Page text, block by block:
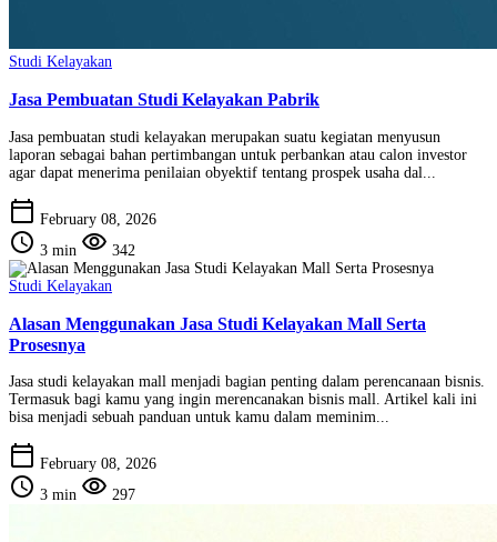
Studi Kelayakan
Jasa Pembuatan Studi Kelayakan Pabrik
Jasa pembuatan studi kelayakan merupakan suatu kegiatan menyusun
laporan sebagai bahan pertimbangan untuk perbankan atau calon investor
agar dapat menerima penilaian obyektif tentang prospek usaha dal...
calendar_today February 08, 2026
schedule 3 min visibility 342
Studi Kelayakan
Alasan Menggunakan Jasa Studi Kelayakan Mall Serta
Prosesnya
Jasa studi kelayakan mall menjadi bagian penting dalam perencanaan bisnis.
Termasuk bagi kamu yang ingin merencanakan bisnis mall. Artikel kali ini
bisa menjadi sebuah panduan untuk kamu dalam meminim...
calendar_today February 08, 2026
schedule 3 min visibility 297